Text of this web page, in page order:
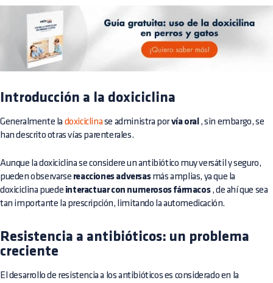
Introducción a la doxiciclina
Generalmente la doxiciclina se administra porvía oral , sin embargo, se
han descrito otras vías parenterales.
Aunque la doxiciclina se considere un antibiótico muy versátil y seguro,
pueden observarse reacciones adversasmás amplias, ya que la
doxiciclina puede interactuar con numerosos fármacos, de ahí que sea
tan importante la prescripción, limitando la automedicación.
Resistencia a antibióticos: un problema
creciente
El desarrollo de resistencia a los antibióticos es considerado en la